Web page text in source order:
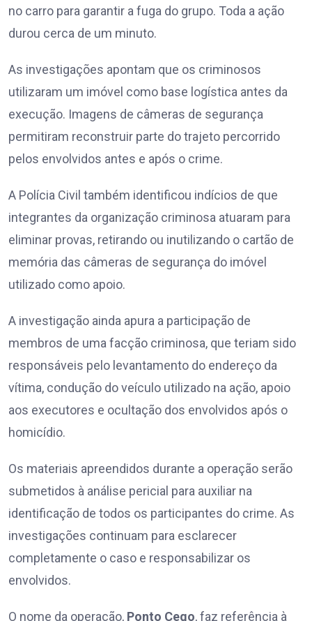
no carro para garantir a fuga do grupo. Toda a ação
durou cerca de um minuto.
As investigações apontam que os criminosos
utilizaram um imóvel como base logística antes da
execução. Imagens de câmeras de segurança
permitiram reconstruir parte do trajeto percorrido
pelos envolvidos antes e após o crime.
A Polícia Civil também identificou indícios de que
integrantes da organização criminosa atuaram para
eliminar provas, retirando ou inutilizando o cartão de
memória das câmeras de segurança do imóvel
utilizado como apoio.
A investigação ainda apura a participação de
membros de uma facção criminosa, que teriam sido
responsáveis pelo levantamento do endereço da
vítima, condução do veículo utilizado na ação, apoio
aos executores e ocultação dos envolvidos após o
homicídio.
Os materiais apreendidos durante a operação serão
submetidos à análise pericial para auxiliar na
identificação de todos os participantes do crime. As
investigações continuam para esclarecer
completamente o caso e responsabilizar os
envolvidos.
O nome da operação, Ponto Cego, faz referência à